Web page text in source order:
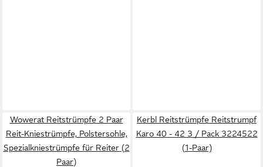
Wowerat Reitstrümpfe 2 Paar
Reit-Kniestrümpfe, Polstersohle,
Spezialkniestrümpfe für Reiter (2
Paar)
Kerbl Reitstrümpfe Reitstrumpf
Karo 40 - 42 3 / Pack 3224522
(1-Paar)